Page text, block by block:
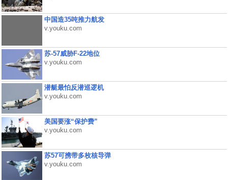
中国造35吨推力航发
v.youku.com
苏-57威胁F-22地位
v.youku.com
潜艇最怕反潜巡逻机
v.youku.com
美国要涨“保护费”
v.youku.com
苏57可携带多枚核导弹
v.youku.com